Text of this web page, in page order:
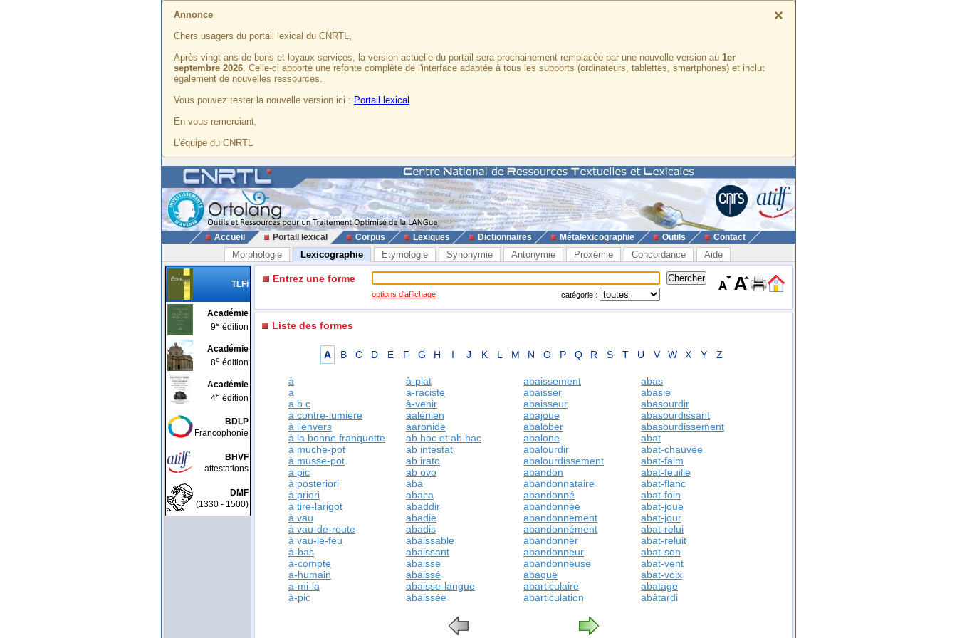
×
Annonce
Chers usagers du portail lexical du CNRTL,
Après vingt ans de bons et loyaux services, la version actuelle du portail sera prochainement remplacée par une nouvelle version au 1er
septembre 2026. Celle-ci apporte une refonte complète de l'interface adaptée à tous les supports (ordinateurs, tablettes, smartphones) et inclut
également de nouvelles ressources.
Vous pouvez tester la nouvelle version ici : Portail lexical
En vous remerciant,
L'équipe du CNRTL
Accueil Portail lexical Corpus Lexiques Dictionnaires Métalexicographie Outils Contact
Morphologie Lexicographie Etymologie Synonymie Antonymie Proxémie Concordance Aide
TLFi
Académie
9e édition
Académie
8e édition
Académie
4e édition
BDLP
Francophonie
BHVF
attestations
DMF
(1330 - 1500)
Entrez une forme
options d'affichage catégorie :
Liste des formes
A B C D E F G H I J K L M N O P Q R S T U V W X Y Z
à à-plat abaissement
abas
a
a-raciste abaisser
abasie
a b c
à-venir abaisseur
abasourdir
à contre-lumière
aalénien abajoue
abasourdissant
à l'envers
aaronide abalober
abasourdissement
à la bonne franquette
ab hoc et ab hac abalone
abat
à muche-pot
ab intestat abalourdir
abat-chauvée
à musse-pot
ab irato abalourdissement
abat-faim
à pic
ab ovo abandon
abat-feuille
à posteriori
aba abandonnataire
abat-flanc
à priori
abaca abandonné
abat-foin
à tire-larigot
abaddir abandonnée
abat-joue
à vau
abadie abandonnement
abat-jour
à vau-de-route
abadis abandonnément
abat-relui
à vau-le-feu
abaissable abandonner
abat-reluit
à-bas
abaissant abandonneur
abat-son
à-compte
abaisse abandonneuse
abat-vent
a-humain
abaissé abaque
abat-voix
a-mi-la
abaisse-langue abarticulaire
abatage
à-pic
abaissée abarticulation abâtardi